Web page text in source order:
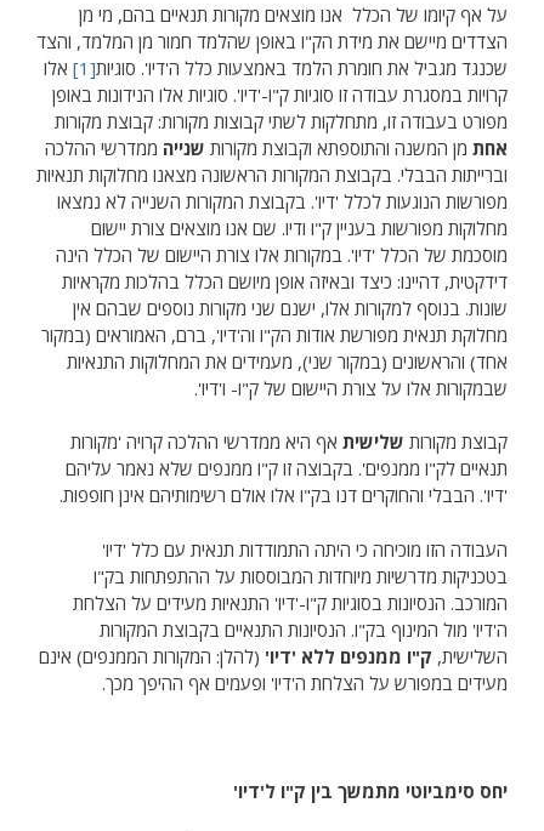
על אף קיומו של הכלל אנו מוצאים מקורות תנאיים בהם, מי מן
הצדדים מיישם את מידת הק"ו באופן שהלמד חמור מן המלמד, והצד
שכנגד מגביל את חומרת הלמד באמצעות כלל ה'דיו'. סוגיות[1]
אלו
קרויות במסגרת עבודה זו סוגיות ק"ו-'דיו'. סוגיות אלו הנידונות באופן
מפורט בעבודה זו, מתחלקות לשתי קבוצות מקורות: קבוצת מקורות
אחת מן המשנה והתוספתא וקבוצת מקורות שנייה ממדרשי ההלכה
וברייתות הבבלי. בקבוצת המקורות הראשונה מצאנו מחלוקות תנאיות
מפורשות הנוגעות לכלל 'דיו'. בקבוצת המקורות השנייה לא נמצאו
מחלוקות מפורשות בעניין ק"ו ודיו. שם אנו מוצאים צורת יישום
מוסכמת של הכלל 'דיו'. במקורות אלו צורת היישום של הכלל הינה
דידקטית, דהיינו: כיצד ובאיזה אופן מיושם הכלל בהלכות מקראיות
שונות. בנוסף למקורות אלו, ישנם שני מקורות נוספים שבהם אין
מחלוקת תנאית מפורשת אודות הק"ו וה'דיו', ברם, האמוראים (במקור
אחד) והראשונים (במקור שני), מעמידים את המחלוקות התנאיות
שבמקורות אלו על צורת היישום של ק"ו- ו'דיו'.
קבוצת מקורות שלישית אף היא ממדרשי ההלכה קרויה 'מקורות
תנאיים לק"ו ממנפים'. בקבוצה זו ק"ו ממנפים שלא נאמר עליהם
'דיו'. הבבלי והחוקרים דנו בק"ו אלו אולם רשימותיהם אינן חופפות.
העבודה הזו מוכיחה כי היתה התמודדות תנאית עם כלל 'דיו'
בטכניקות מדרשיות מיוחדות המבוססות על ההתפתחות בק"ו
המורכב. הנסיונות בסוגיות ק"ו-'דיו' התנאיות מעידים על הצלחת
ה'דיו' מול המינוף בק"ו. הנסיונות התנאיים בקבוצת המקורות
השלישית, ק"ו ממנפים ללא 'דיו' (להלן: המקורות הממנפים) אינם
מעידים במפורש על הצלחת ה'דיו' ופעמים אף ההיפך מכך.
יחס סימביוטי מתמשך בין ק"ו ל'דיו'